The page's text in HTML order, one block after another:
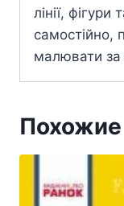
лінії,
самостійно,
малювати за
Похожие